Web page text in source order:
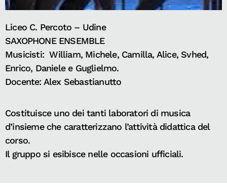
Liceo C. Percoto – Udine
SAXOPHONE ENSEMBLE
Musicisti: William, Michele, Camilla, Alice, Svhed,
Enrico, Daniele e Guglielmo.
Docente: Alex Sebastianutto
Costituisce uno dei tanti laboratori di musica
d’insieme che caratterizzano l’attività didattica del
corso.
Il gruppo si esibisce nelle occasioni ufficiali.